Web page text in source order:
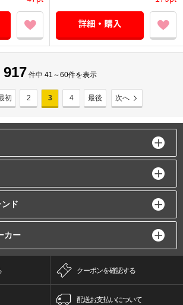
917 件中 41～60件を表示
初 2 3 4 最後 次へ
ド
カー
クーポンを確認する
配送お支払いについて